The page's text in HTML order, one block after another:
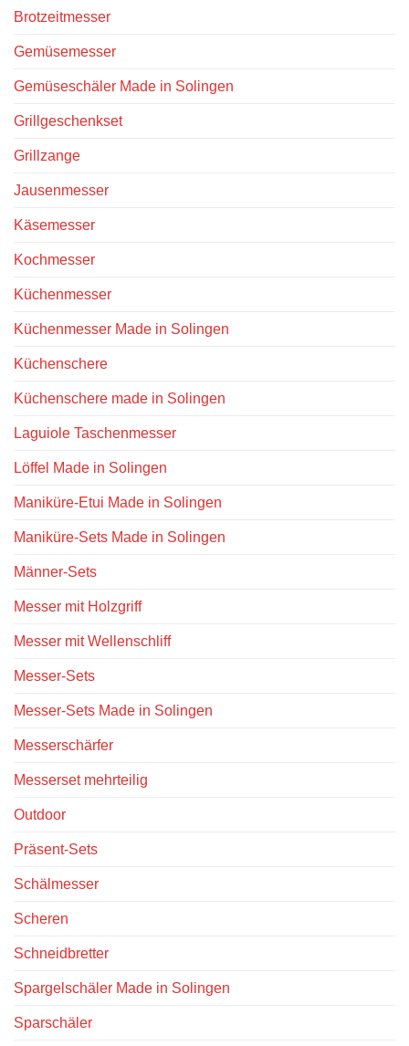
Brotzeitmesser
Gemüsemesser
Gemüseschäler Made in Solingen
Grillgeschenkset
Grillzange
Jausenmesser
Käsemesser
Kochmesser
Küchenmesser
Küchenmesser Made in Solingen
Küchenschere
Küchenschere made in Solingen
Laguiole Taschenmesser
Löffel Made in Solingen
Maniküre-Etui Made in Solingen
Maniküre-Sets Made in Solingen
Männer-Sets
Messer mit Holzgriff
Messer mit Wellenschliff
Messer-Sets
Messer-Sets Made in Solingen
Messerschärfer
Messerset mehrteilig
Outdoor
Präsent-Sets
Schälmesser
Scheren
Schneidbretter
Spargelschäler Made in Solingen
Sparschäler